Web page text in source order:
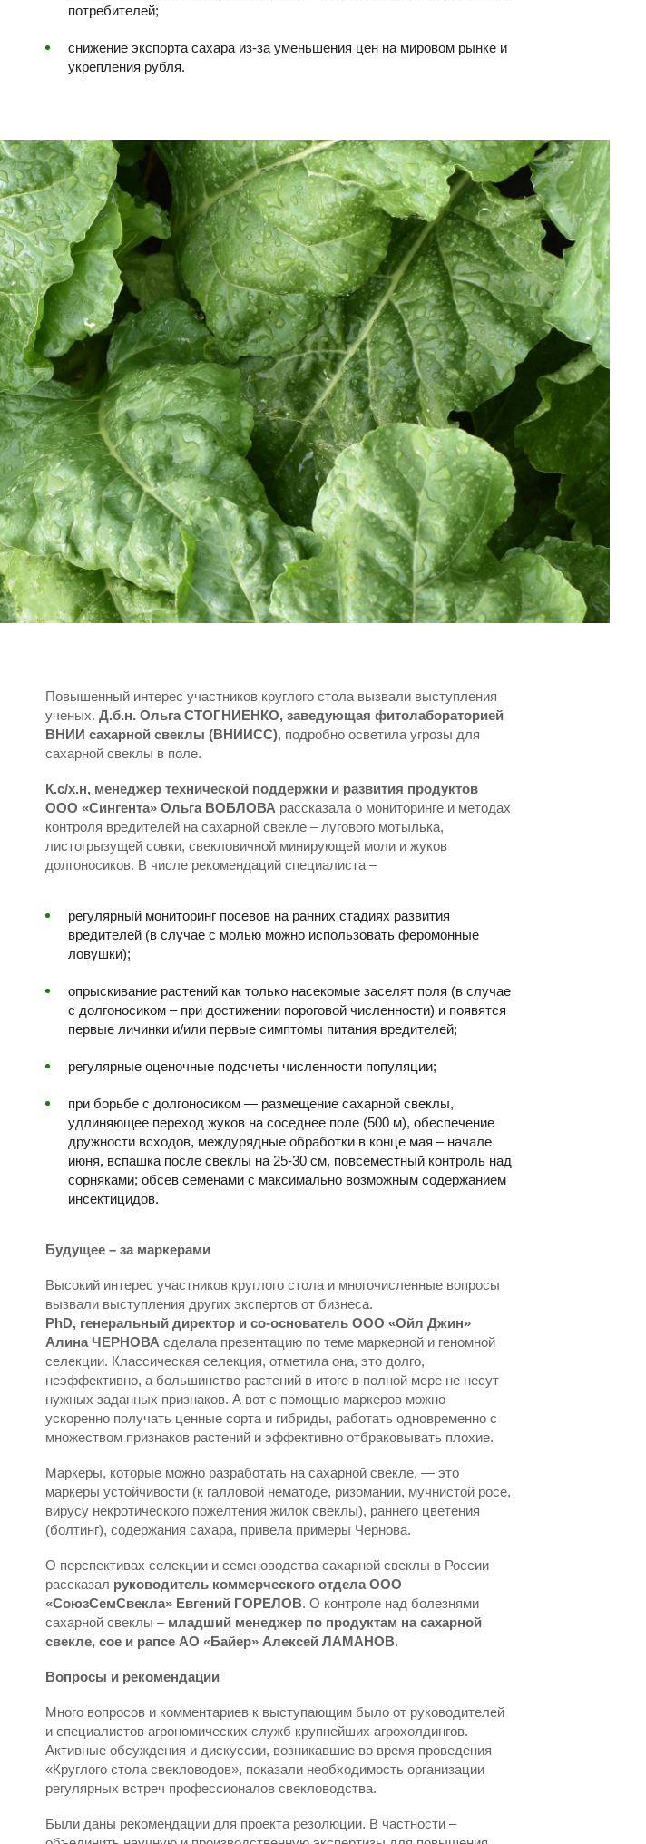
потребителей;
снижение экспорта сахара из-за уменьшения цен на мировом рынке и
укрепления рубля.
Повышенный интерес участников круглого стола вызвали выступления
ученых. Д.б.н. Ольга СТОГНИЕНКО, заведующая фитолабораторией
ВНИИ сахарной свеклы (ВНИИСС), подробно осветила угрозы для
сахарной свеклы в поле.
К.с/х.н, менеджер технической поддержки и развития продуктов
ООО «Сингента» Ольга ВОБЛОВА рассказала о мониторинге и методах
контроля вредителей на сахарной свекле – лугового мотылька,
листогрызущей совки, свекловичной минирующей моли и жуков
долгоносиков. В числе рекомендаций специалиста –
регулярный мониторинг посевов на ранних стадиях развития
вредителей (в случае с молью можно использовать феромонные
ловушки);
опрыскивание растений как только насекомые заселят поля (в случае
с долгоносиком – при достижении пороговой численности) и появятся
первые личинки и/или первые симптомы питания вредителей;
регулярные оценочные подсчеты численности популяции;
при борьбе с долгоносиком — размещение сахарной свеклы,
удлиняющее переход жуков на соседнее поле (500 м), обеспечение
дружности всходов, междурядные обработки в конце мая – начале
июня, вспашка после свеклы на 25-30 см, повсеместный контроль над
сорняками; обсев семенами с максимально возможным содержанием
инсектицидов.
Будущее – за маркерами
Высокий интерес участников круглого стола и многочисленные вопросы
вызвали выступления других экспертов от бизнеса.
PhD, генеральный директор и со-основатель ООО «Ойл Джин»
Алина ЧЕРНОВА сделала презентацию по теме маркерной и геномной
селекции. Классическая селекция, отметила она, это долго,
неэффективно, а большинство растений в итоге в полной мере не несут
нужных заданных признаков. А вот с помощью маркеров можно
ускоренно получать ценные сорта и гибриды, работать одновременно с
множеством признаков растений и эффективно отбраковывать плохие.
Маркеры, которые можно разработать на сахарной свекле, — это
маркеры устойчивости (к галловой нематоде, ризомании, мучнистой росе,
вирусу некротического пожелтения жилок свеклы), раннего цветения
(болтинг), содержания сахара, привела примеры Чернова.
О перспективах селекции и семеноводства сахарной свеклы в России
рассказал руководитель коммерческого отдела ООО
«СоюзСемСвекла» Евгений ГОРЕЛОВ. О контроле над болезнями
сахарной свеклы – младший менеджер по продуктам на сахарной
свекле, сое и рапсе АО «Байер» Алексей ЛАМАНОВ.
Вопросы и рекомендации
Много вопросов и комментариев к выступающим было от руководителей
и специалистов агрономических служб крупнейших агрохолдингов.
Активные обсуждения и дискуссии, возникавшие во время проведения
«Круглого стола свекловодов», показали необходимость организации
регулярных встреч профессионалов свекловодства.
Были даны рекомендации для проекта резолюции. В частности –